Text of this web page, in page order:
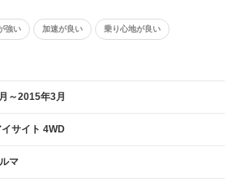
強い 加速が良い 乗り心地が良い
～2015年3月
サイト 4WD
マ